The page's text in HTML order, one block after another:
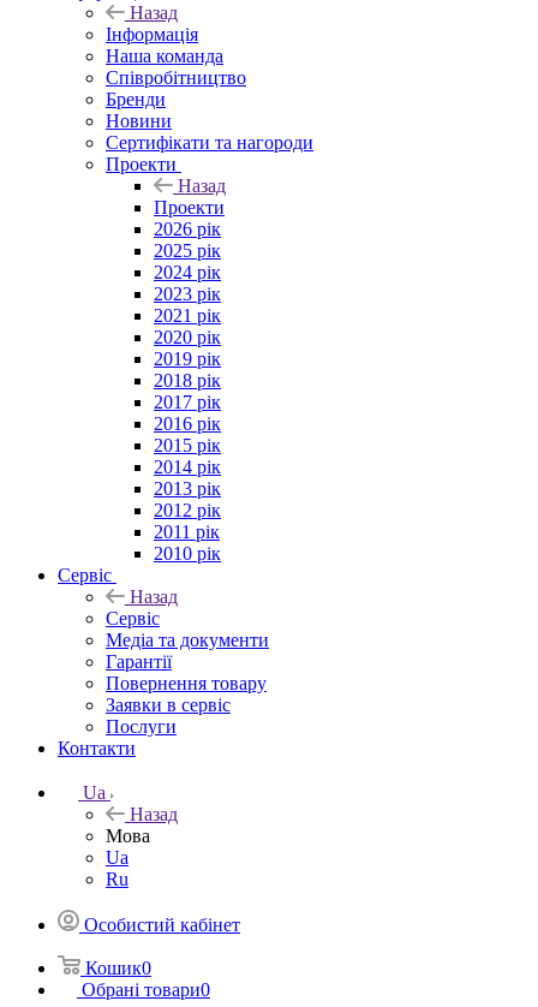
Назад
Інформація
Наша команда
Співробітництво
Бренди
Новини
Сертифікати та нагороди
Проекти
Назад
Проекти
2026 рік
2025 рік
2024 рік
2023 рік
2021 рік
2020 рік
2019 рік
2018 рік
2017 рік
2016 рік
2015 рік
2014 рік
2013 рік
2012 рік
2011 рік
2010 рік
Сервіс
Назад
Сервіс
Медіа та документи
Гарантії
Повернення товару
Заявки в сервіс
Послуги
Контакти
Ua
Назад
Мова
Ua
Ru
Особистий кабінет
Кошик0
Обрані товари0